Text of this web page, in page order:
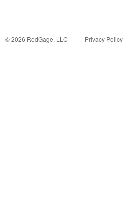
©2026 RedGage, LLC Privacy Policy